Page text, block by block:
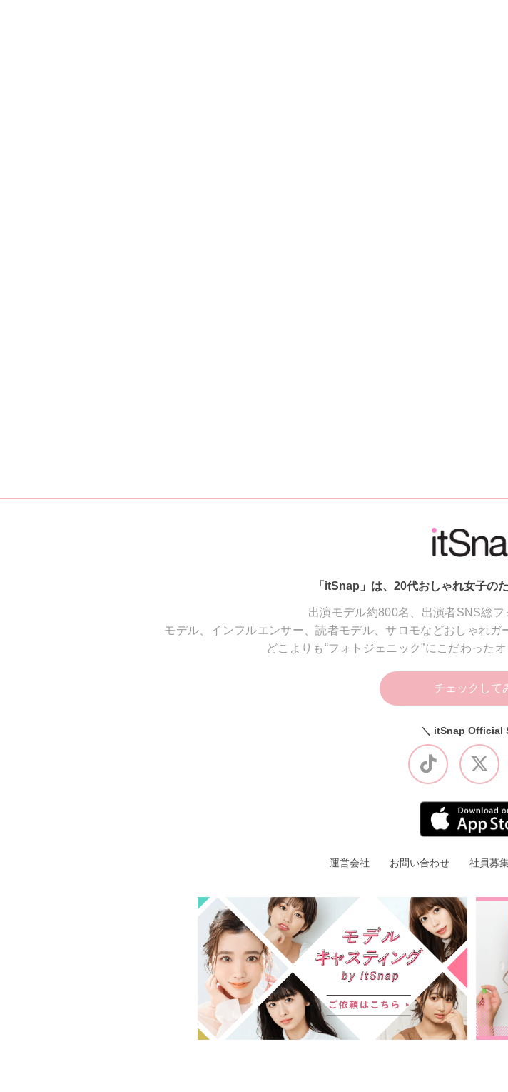
「itSnap」は、20代おしゃれ女子の
出演モデル約800名、出演者SNS総フ
モデル、インフルエンサー、読者モデル、サロモなどおしゃれ
どこよりも“フォトジェニック”にこだわった
チェックして
＼ itSnap Official
運営会社 お問い合わせ 社員募